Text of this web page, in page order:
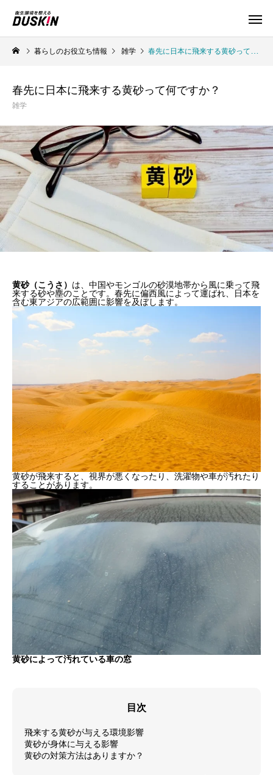
暮らしのお役立ち情報 雑学 春先に日本に飛来する黄砂って何ですか？
春先に日本に飛来する黄砂って何ですか？
雑学
黄砂（こうさ） は、中国やモンゴルの砂漠地帯から風に乗って飛
来する砂や塵のことです。春先に偏西風によって運ばれ、日本を
含む東アジアの広範囲に影響を及ぼします。
黄砂が飛来すると、視界が悪くなったり、洗濯物や車が汚れたり
することがあります。
黄砂によって汚れている車の窓
目次
飛来する黄砂が与える環境影響
黄砂が身体に与える影響
黄砂の対策方法はありますか？